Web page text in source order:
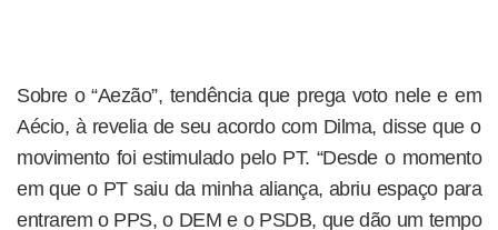
Sobre o “Aezão”, tendência que prega voto nele e em
Aécio, à revelia de seu acordo com Dilma, disse que o
movimento foi estimulado pelo PT. “Desde o momento
em que o PT saiu da minha aliança, abriu espaço para
entrarem o PPS, o DEM e o PSDB, que dão um tempo